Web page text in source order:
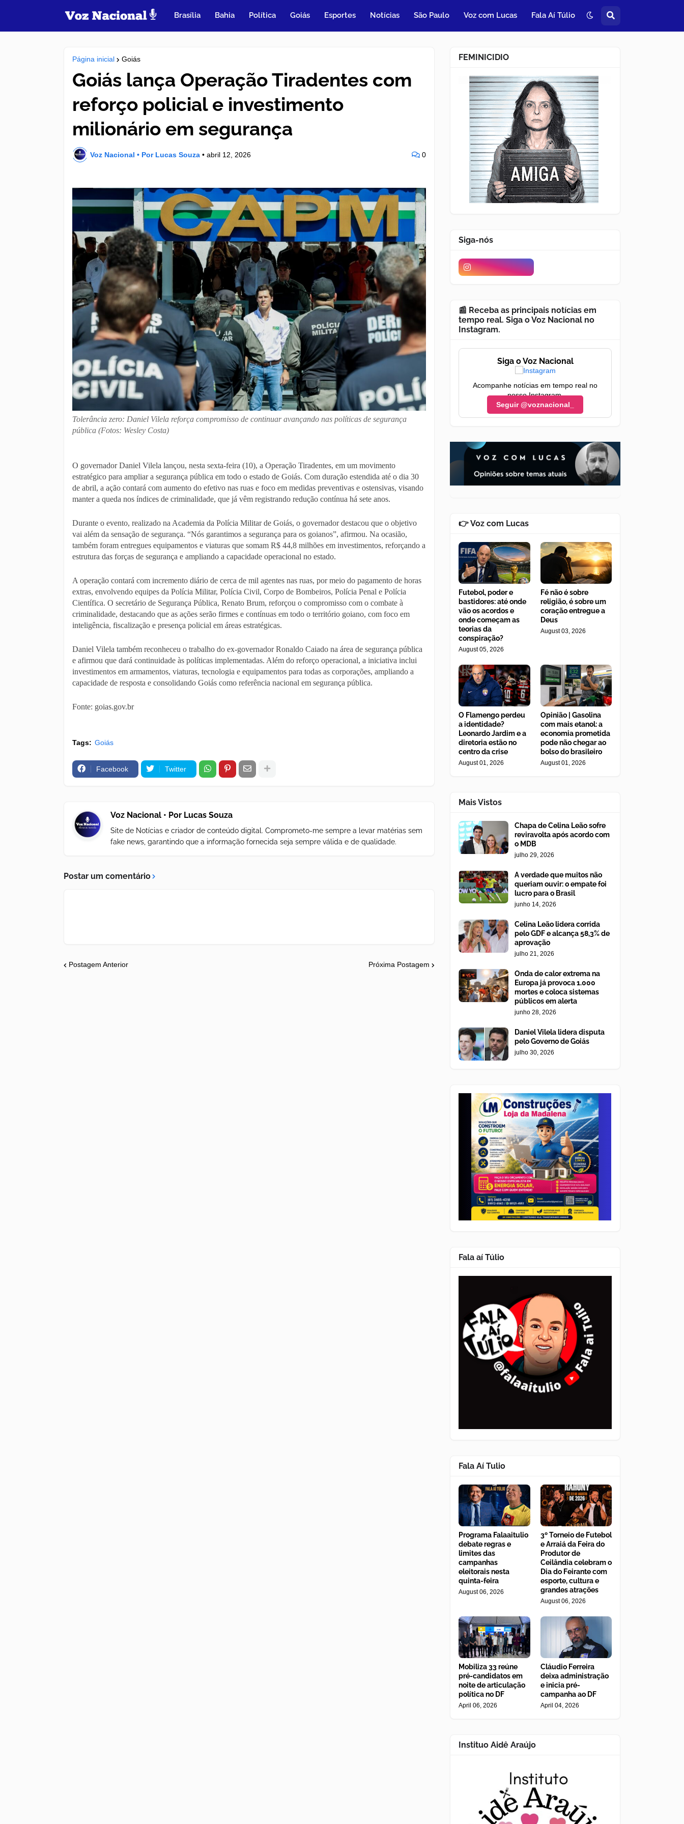
Brasília Bahia Política Goiás Esportes Notícias São Paulo Voz com Lucas Fala Aí Túlio
Página inicial Goiás
Goiás lança Operação Tiradentes com
reforço policial e investimento
milionário em segurança
Voz Nacional • Por Lucas Souza • abril 12, 2026 0
Tolerância zero: Daniel Vilela reforça compromisso de continuar avançando nas políticas de segurança
pública (Fotos: Wesley Costa)
O governador Daniel Vilela lançou, nesta sexta-feira (10), a Operação Tiradentes, em um movimento
estratégico para ampliar a segurança pública em todo o estado de Goiás. Com duração estendida até o dia 30
de abril, a ação contará com aumento do efetivo nas ruas e foco em medidas preventivas e ostensivas, visando
manter a queda nos índices de criminalidade, que já vêm registrando redução contínua há sete anos.
Durante o evento, realizado na Academia da Polícia Militar de Goiás, o governador destacou que o objetivo
vai além da sensação de segurança. “Nós garantimos a segurança para os goianos”, afirmou. Na ocasião,
também foram entregues equipamentos e viaturas que somam R$ 44,8 milhões em investimentos, reforçando a
estrutura das forças de segurança e ampliando a capacidade operacional no estado.
A operação contará com incremento diário de cerca de mil agentes nas ruas, por meio do pagamento de horas
extras, envolvendo equipes da Polícia Militar, Polícia Civil, Corpo de Bombeiros, Polícia Penal e Polícia
Científica. O secretário de Segurança Pública, Renato Brum, reforçou o compromisso com o combate à
criminalidade, destacando que as ações serão firmes e contínuas em todo o território goiano, com foco em
inteligência, fiscalização e presença policial em áreas estratégicas.
Daniel Vilela também reconheceu o trabalho do ex-governador Ronaldo Caiado na área de segurança pública
e afirmou que dará continuidade às políticas implementadas. Além do reforço operacional, a iniciativa inclui
investimentos em armamentos, viaturas, tecnologia e equipamentos para todas as corporações, ampliando a
capacidade de resposta e consolidando Goiás como referência nacional em segurança pública.
Fonte: goias.gov.br
Tags: Goiás
Facebook Twitter
Voz Nacional • Por Lucas Souza
Site de Notícias e criador de conteúdo digital. Comprometo-me sempre a levar matérias sem
fake news, garantindo que a informação fornecida seja sempre válida e de qualidade.
Postar um comentário
Postagem Anterior Próxima Postagem
FEMINICIDIO
Siga-nós
📰 Receba as principais notícias em
tempo real. Siga o Voz Nacional no
Instagram.
Siga o Voz Nacional
Acompanhe notícias em tempo real no
nosso Instagram.
Seguir @voznacional_
👉 Voz com Lucas
Futebol, poder e
bastidores: até onde
vão os acordos e
onde começam as
teorias da
conspiração?
August 05, 2026
Fé não é sobre
religião, é sobre um
coração entregue a
Deus
August 03, 2026
O Flamengo perdeu
a identidade?
Leonardo Jardim e a
diretoria estão no
centro da crise
August 01, 2026
Opinião | Gasolina
com mais etanol: a
economia prometida
pode não chegar ao
bolso do brasileiro
August 01, 2026
Mais Vistos
Chapa de Celina Leão sofre
reviravolta após acordo com
o MDB
julho 29, 2026
A verdade que muitos não
queriam ouvir: o empate foi
lucro para o Brasil
junho 14, 2026
Celina Leão lidera corrida
pelo GDF e alcança 58,3% de
aprovação
julho 21, 2026
Onda de calor extrema na
Europa já provoca 1.000
mortes e coloca sistemas
públicos em alerta
junho 28, 2026
Daniel Vilela lidera disputa
pelo Governo de Goiás
julho 30, 2026
Fala aí Túlio
Fala Aí Tulio
Programa Falaaitulio
debate regras e
limites das
campanhas
eleitorais nesta
quinta-feira
August 06, 2026
3º Torneio de Futebol
e Arraiá da Feira do
Produtor de
Ceilândia celebram o
Dia do Feirante com
esporte, cultura e
grandes atrações
August 06, 2026
Mobiliza 33 reúne
pré-candidatos em
noite de articulação
política no DF
April 06, 2026
Cláudio Ferreira
deixa administração
e inicia pré-
campanha ao DF
April 04, 2026
Instituo Aidê Araújo